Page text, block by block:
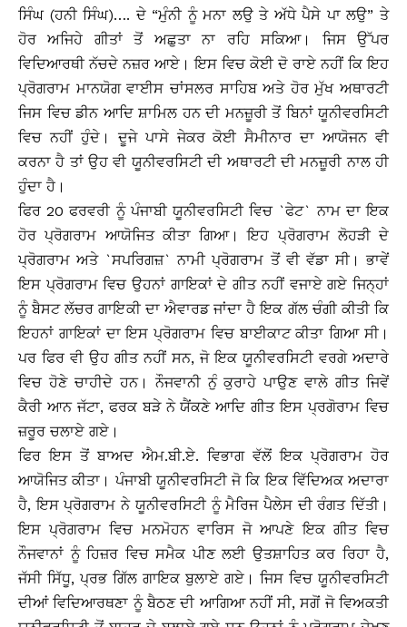
ਸਿੰਘ (ਹਨੀ ਸਿੰਘ)…. ਦੇ “ਮੁੰਨੀ ਨੂੰ ਮਨਾ ਲਉ ਤੇ ਅੱਧੇ ਪੈਸੇ ਪਾ ਲਉ” ਤੇ
ਹੋਰ ਅਜਿਹੇ ਗੀਤਾਂ ਤੋਂ ਅਛੁਤਾ ਨਾ ਰਹਿ ਸਕਿਆ। ਜਿਸ ਉੱਪਰ
ਵਿਦਿਆਰਥੀ ਨੱਚਦੇ ਨਜ਼ਰ ਆਏ। ਇਸ ਵਿਚ ਕੋਈ ਦੋ ਰਾਏ ਨਹੀਂ ਕਿ ਇਹ
ਪ੍ਰੋਗਰਾਮ ਮਾਨਯੋਗ ਵਾਈਸ ਚਾਂਸਲਰ ਸਾਹਿਬ ਅਤੇ ਹੋਰ ਮੁੱਖ ਅਥਾਰਟੀ
ਜਿਸ ਵਿਚ ਡੀਨ ਆਦਿ ਸ਼ਾਮਿਲ ਹਨ ਦੀ ਮਨਜ਼ੂਰੀ ਤੋਂ ਬਿਨਾਂ ਯੂਨੀਵਰਸਿਟੀ
ਵਿਚ ਨਹੀਂ ਹੁੰਦੇ। ਦੂਜੇ ਪਾਸੇ ਜੇਕਰ ਕੋਈ ਸੈਮੀਨਾਰ ਦਾ ਆਯੋਜਨ ਵੀ
ਕਰਨਾ ਹੈ ਤਾਂ ਉਹ ਵੀ ਯੂਨੀਵਰਸਿਟੀ ਦੀ ਅਥਾਰਟੀ ਦੀ ਮਨਜ਼ੂਰੀ ਨਾਲ ਹੀ
ਹੁੰਦਾ ਹੈ।
ਫਿਰ 20 ਫਰਵਰੀ ਨੂੰ ਪੰਜਾਬੀ ਯੂਨੀਵਰਸਿਟੀ ਵਿਚ `ਫੇਟ` ਨਾਮ ਦਾ ਇਕ
ਹੋਰ ਪ੍ਰੋਗਰਾਮ ਆਯੋਜਿਤ ਕੀਤਾ ਗਿਆ। ਇਹ ਪ੍ਰੋਗਰਾਮ ਲੋਹੜੀ ਦੇ
ਪ੍ਰੋਗਰਾਮ ਅਤੇ `ਸਪਰਿਗਜ਼` ਨਾਮੀ ਪ੍ਰੋਗਰਾਮ ਤੋਂ ਵੀ ਵੱਡਾ ਸੀ। ਭਾਵੇਂ
ਇਸ ਪ੍ਰੋਗਰਾਮ ਵਿਚ ਉਹਨਾਂ ਗਾਇਕਾਂ ਦੇ ਗੀਤ ਨਹੀਂ ਵਜਾਏ ਗਏ ਜਿਨ੍ਹਾਂ
ਨੂੰ ਬੈਸਟ ਲੱਚਰ ਗਾਇਕੀ ਦਾ ਐਵਾਰਡ ਜਾਂਦਾ ਹੈ ਇਕ ਗੱਲ ਚੰਗੀ ਕੀਤੀ ਕਿ
ਇਹਨਾਂ ਗਾਇਕਾਂ ਦਾ ਇਸ ਪ੍ਰੋਗਰਾਮ ਵਿਚ ਬਾਈਕਾਟ ਕੀਤਾ ਗਿਆ ਸੀ।
ਪਰ ਫਿਰ ਵੀ ਉਹ ਗੀਤ ਨਹੀਂ ਸਨ, ਜੋ ਇਕ ਯੂਨੀਵਰਸਿਟੀ ਵਰਗੇ ਅਦਾਰੇ
ਵਿਚ ਹੋਣੇ ਚਾਹੀਦੇ ਹਨ। ਨੌਜਵਾਨੀ ਨੁੰ ਕੁਰਾਹੇ ਪਾਉਣ ਵਾਲੇ ਗੀਤ ਜਿਵੇਂ
ਕੈਰੀ ਆਨ ਜੱਟਾ, ਫਰਕ ਬੜੇ ਨੇ ਯੈਂਕਣੇ ਆਦਿ ਗੀਤ ਇਸ ਪ੍ਰਗੋਰਾਮ ਵਿਚ
ਜ਼ਰੂਰ ਚਲਾਏ ਗਏ।
ਫਿਰ ਇਸ ਤੋਂ ਬਾਅਦ ਐਮ.ਬੀ.ਏ. ਵਿਭਾਗ ਵੱਲੋਂ ਇਕ ਪ੍ਰੋਗਰਾਮ ਹੋਰ
ਆਯੋਜਿਤ ਕੀਤਾ। ਪੰਜਾਬੀ ਯੂਨੀਵਰਸਿਟੀ ਜੋ ਕਿ ਇਕ ਵਿੱਦਿਅਕ ਅਦਾਰਾ
ਹੈ, ਇਸ ਪ੍ਰੋਗਰਾਮ ਨੇ ਯੂਨੀਵਰਸਿਟੀ ਨੂੰ ਮੈਰਿਜ ਪੈਲੇਸ ਦੀ ਰੰਗਤ ਦਿੱਤੀ।
ਇਸ ਪ੍ਰੋਗਰਾਮ ਵਿਚ ਮਨਮੋਹਨ ਵਾਰਿਸ ਜੋ ਆਪਣੇ ਇਕ ਗੀਤ ਵਿਚ
ਨੌਜਵਾਨਾਂ ਨੂੰ ਹਿਜ਼ਰ ਵਿਚ ਸਮੈਕ ਪੀਣ ਲਈ ਉਤਸ਼ਾਹਿਤ ਕਰ ਰਿਹਾ ਹੈ,
ਜੱਸੀ ਸਿੱਧੂ, ਪ੍ਰਭ ਗਿੱਲ ਗਾਇਕ ਬੁਲਾਏ ਗਏ। ਜਿਸ ਵਿਚ ਯੂਨੀਵਰਸਿਟੀ
ਦੀਆਂ ਵਿਦਿਆਰਥਣਾ ਨੂੰ ਬੈਠਣ ਦੀ ਆਗਿਆ ਨਹੀਂ ਸੀ, ਸਗੋਂ ਜੋ ਵਿਅਕਤੀ